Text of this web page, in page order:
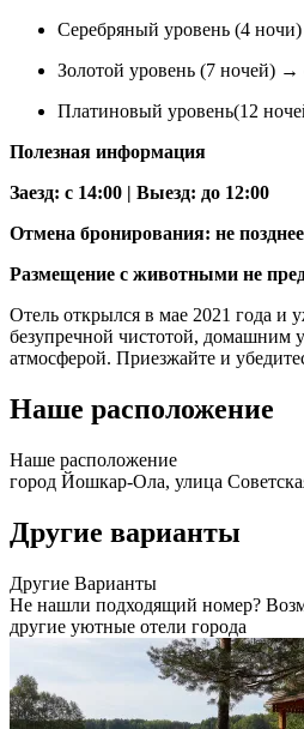
Серебряный уровень (4
Золотой уровень (7 ночей) →
Платиновый уровень(12
Полезная информация
Заезд: с 14:00 | Выезд: до 12:00
Отмена бронирования: не
Размещение с животными не
Отель открылся в мае 2021 года и
безупречной чистотой, домашним
атмосферой. Приезжайте и
Наше расположение
Наше расположение
город Йошкар-Ола, улица
Другие варианты
Другие Варианты
Не нашли подходящий номер?
другие уютные отели города